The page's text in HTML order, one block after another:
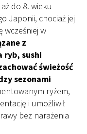
do 8. wieku
Japonii, chociaż jej
wcześniej w
z
ryb, sushi
świeżość
sezonami
ryżem,
i umożliwił
bez narażenia